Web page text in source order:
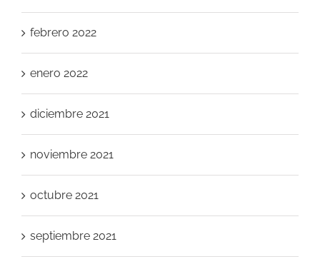
febrero 2022
enero 2022
diciembre 2021
noviembre 2021
octubre 2021
septiembre 2021